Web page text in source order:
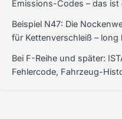
Emissions-Codes – das
Beispiel N47: Die
für Kettenverschleiß –
Bei F-Reihe und später:
Fehlercode, Fahrzeug-